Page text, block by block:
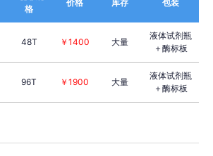
格
价格 库存 包装
48T ￥1400 大量
液体试剂瓶
＋酶标板
96T ￥1900 大量
液体试剂瓶
＋酶标板